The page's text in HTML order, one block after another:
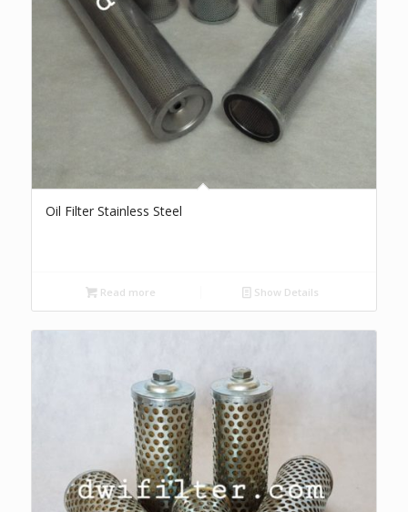
Oil Filter Stainless Steel
Read more Show Details